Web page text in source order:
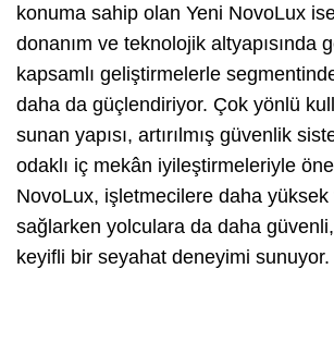
konuma sahip olan Yeni NovoLux
donanım ve teknolojik altyapısında
kapsamlı geliştirmelerle
daha da güçlendiriyor. Çok yönlü
sunan yapısı, artırılmış güvenlik
odaklı iç mekân iyileştirmeleriyle
NovoLux, işletmecilere daha
sağlarken yolculara da daha
keyifli bir seyahat deneyimi sunuyor.